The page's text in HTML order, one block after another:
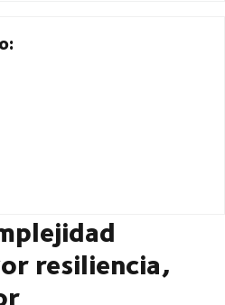
resiliencia,